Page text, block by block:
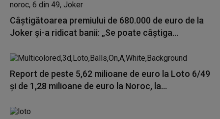
Câștigătoarea premiului de 680.000 de euro de la
Joker și-a ridicat banii: „Se poate câștiga...
Report de peste 5,62 milioane de euro la Loto 6/49
și de 1,28 milioane de euro la Noroc, la...